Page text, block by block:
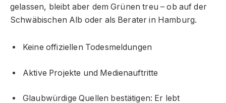
gelassen, bleibt aber dem Grünen treu – ob auf der
Schwäbischen Alb oder als Berater in Hamburg.
Keine offiziellen Todesmeldungen
Aktive Projekte und Medienauftritte
Glaubwürdige Quellen bestätigen: Er lebt